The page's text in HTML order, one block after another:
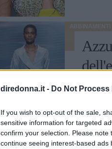
diredonna.it - Do Not
If you wish to opt-out of the sale,
sensitive information for targeted
confirm your selection. Please
continue seeing interest-based
ABBINAMENTI
per
colori
2021
MARTA